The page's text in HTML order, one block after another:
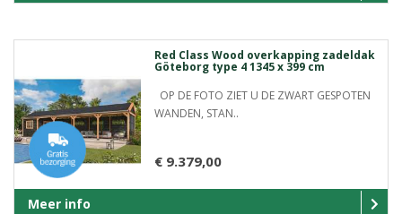
Red Class Wood overkapping zadeldak
Göteborg type 4 1345 x 399 cm
OP DE FOTO ZIET U DE ZWART GESPOTEN
WANDEN, STAN..
€ 9.379,00
Meer info